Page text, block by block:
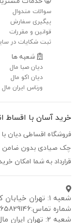
سوالات متدوال
پیگیری سفارش
قوانین و مقررات
ثبت شکایات در سایت
شعبه ها
دیان صبا مال
دیان اکو مال
ورناس ایران مال
آسان با اقساط
اقساطی دیان با
صیادی بدون ضامن و
به شما امکان خرید آس
شعبه ۱: تهران خیابان
تماس:02165829146